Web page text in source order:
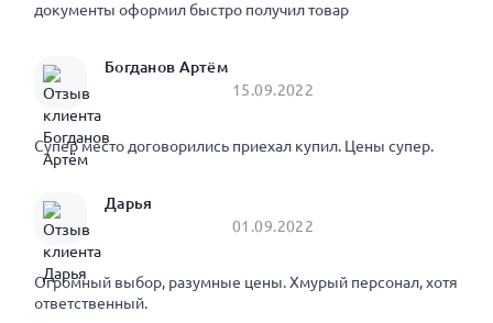
документы оформил быстро получил товар
Богданов Артём
15.09.2022
Супер место договорились приехал купил. Цены супер.
Дарья
01.09.2022
Огромный выбор, разумные цены. Хмурый персонал, хотя
ответственный.